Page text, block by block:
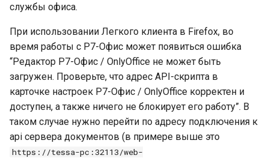
службы офиса.
При использовании Легкого клиента в Firefox, во
время работы с Р7-Офис может появиться ошибка
“Редактор Р7-Офис / OnlyOffice не может быть
загружен. Проверьте, что адрес API-скрипта в
карточке настроек Р7-Офис / OnlyOffice корректен и
доступен, а также ничего не блокирует его работу”. В
таком случае нужно перейти по адресу подключения к
api сервера документов (в примере выше это
https://tessa-pc:32113/web-